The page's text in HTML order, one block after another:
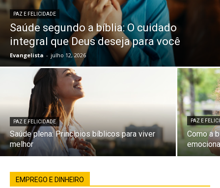
PAZ E FELICIDADE
Saúde segundo a bíblia: O cuidado
integral que Deus deseja para você
Evangelista - julho 12, 2026
PAZ E FELICIDADE
Saúde plena: Princípios bíblicos para viver
melhor
PAZ E
Como a
EMPREGO E DINHEIRO